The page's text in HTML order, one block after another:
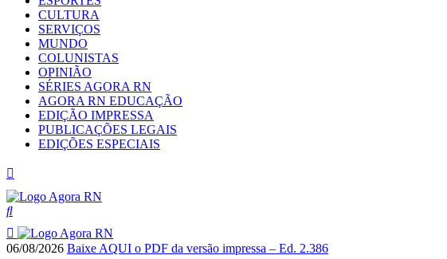
CULTURA
SERVIÇOS
MUNDO
COLUNISTAS
OPINIÃO
SÉRIES AGORA RN
AGORA RN EDUCAÇÃO
EDIÇÃO IMPRESSA
PUBLICAÇÕES LEGAIS
EDIÇÕES ESPECIAIS
06/08/2026 Baixe AQUI o PDF da versão impressa – Ed. 2.386